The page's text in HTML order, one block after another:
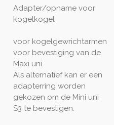
Adapter/opname voor
kogelkogel
voor kogelgewrichtarmen
voor bevestiging van de
Maxi uni.
Als alternatief kan er een
adapterring worden
gekozen om de Mini uni
S3 te bevestigen.